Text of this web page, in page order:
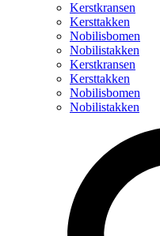
Kerstkransen
Kersttakken
Nobilisbomen
Nobilistakken
Kerstkransen
Kersttakken
Nobilisbomen
Nobilistakken